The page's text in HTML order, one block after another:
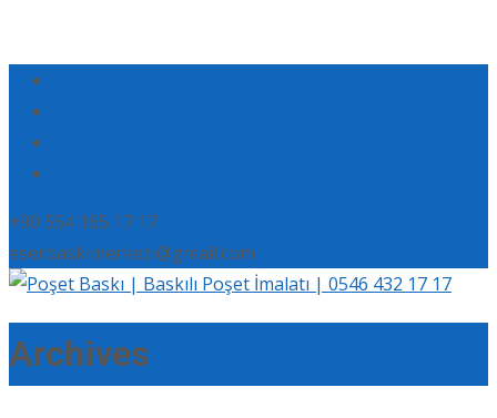
+90 554 165 17 17
eserbaskimerkezi@gmail.com
Archives